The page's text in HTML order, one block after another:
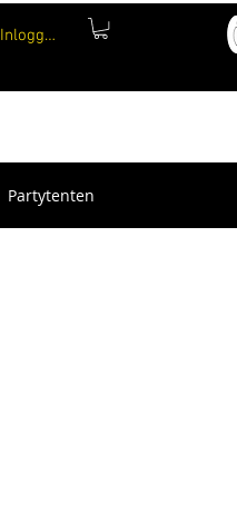
Partytenten
Inloggen